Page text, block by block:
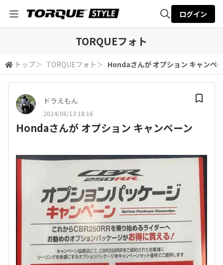
検索
ログイン
TORQUEフォト
トップ＞ TORQUEフォト ＞ Hondaさんが オプション キャンペ
ドラえもん
2024/06/13 18:16
Hondaさんが オプション キャンペーン